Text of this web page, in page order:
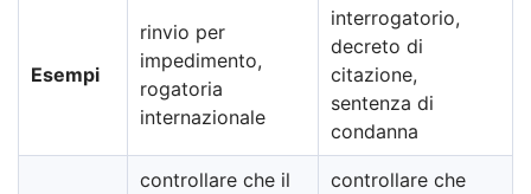
Esempi
rinvio per
impedimento,
rogatoria
internazionale
interrogatorio,
decreto di
citazione,
sentenza di
condanna
controllare che il
controllare che